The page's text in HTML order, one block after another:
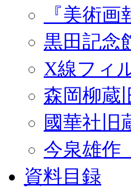
『美術
黒田記念
X線フィ
森岡柳蔵
國華社旧
今泉雄作
資料目録